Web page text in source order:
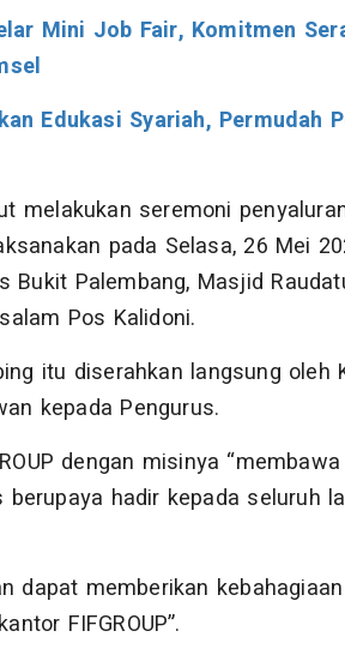
Mini Job Fair, Komitmen
Edukasi Syariah, Permudah
melakukan seremoni
pada Selasa, 26 Mei
Palembang, Masjid
Pos Kalidoni.
itu diserahkan langsung oleh
kepada Pengurus.
dengan misinya
hadir kepada seluruh
dapat memberikan
FIFGROUP”.